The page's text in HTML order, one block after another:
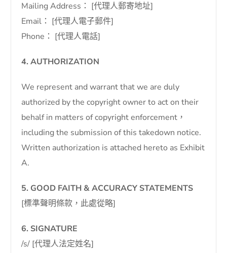
Mailing Address： [代理人郵寄地址]
Email： [代理人電子郵件]
Phone： [代理人電話]
4. AUTHORIZATION
We represent and warrant that we are duly
authorized by the copyright owner to act on their
behalf in matters of copyright enforcement，
including the submission of this takedown notice.
Written authorization is attached hereto as Exhibit
A.
5. GOOD FAITH & ACCURACY STATEMENTS
[標準聲明條款，此處從略]
6. SIGNATURE
/s/ [代理人法定姓名]